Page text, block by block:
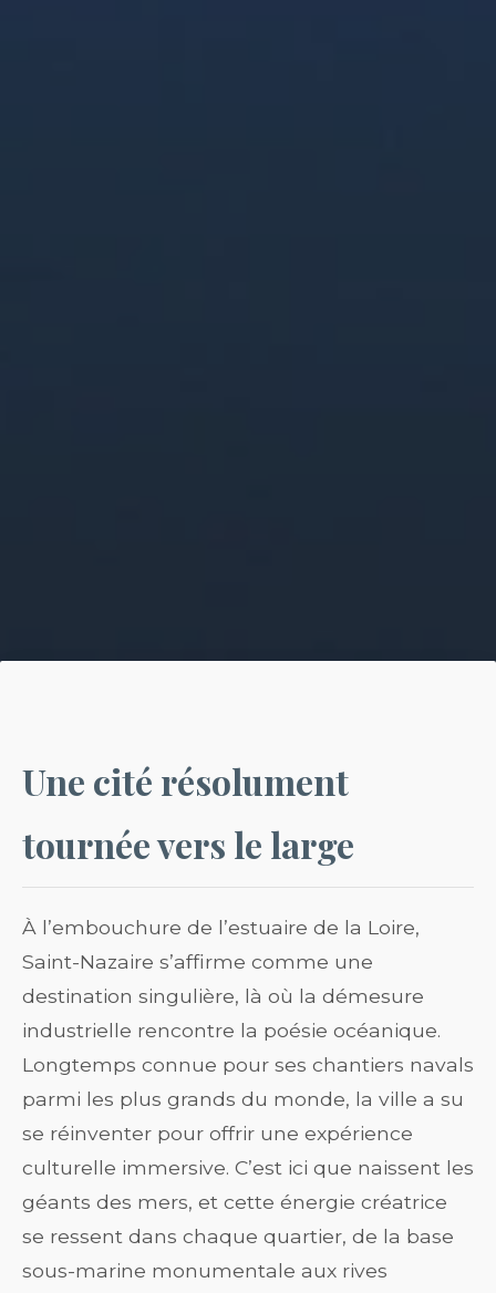
Une cité résolument
tournée vers le large
À l’embouchure de l’estuaire de la Loire,
Saint-Nazaire s’affirme comme une
destination singulière, là où la démesure
industrielle rencontre la poésie océanique.
Longtemps connue pour ses chantiers navals
parmi les plus grands du monde, la ville a su
se réinventer pour offrir une expérience
culturelle immersive. C’est ici que naissent les
géants des mers, et cette énergie créatrice
se ressent dans chaque quartier, de la base
sous-marine monumentale aux rives